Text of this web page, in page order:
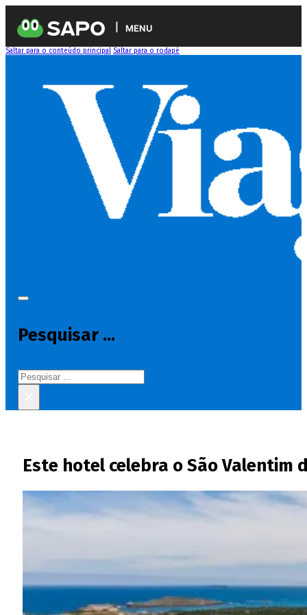
MENU
Saltar para o conteúdo principal Saltar para o rodapé
Pesquisar ...
Pesquisar
Este hotel celebra o São Valentim